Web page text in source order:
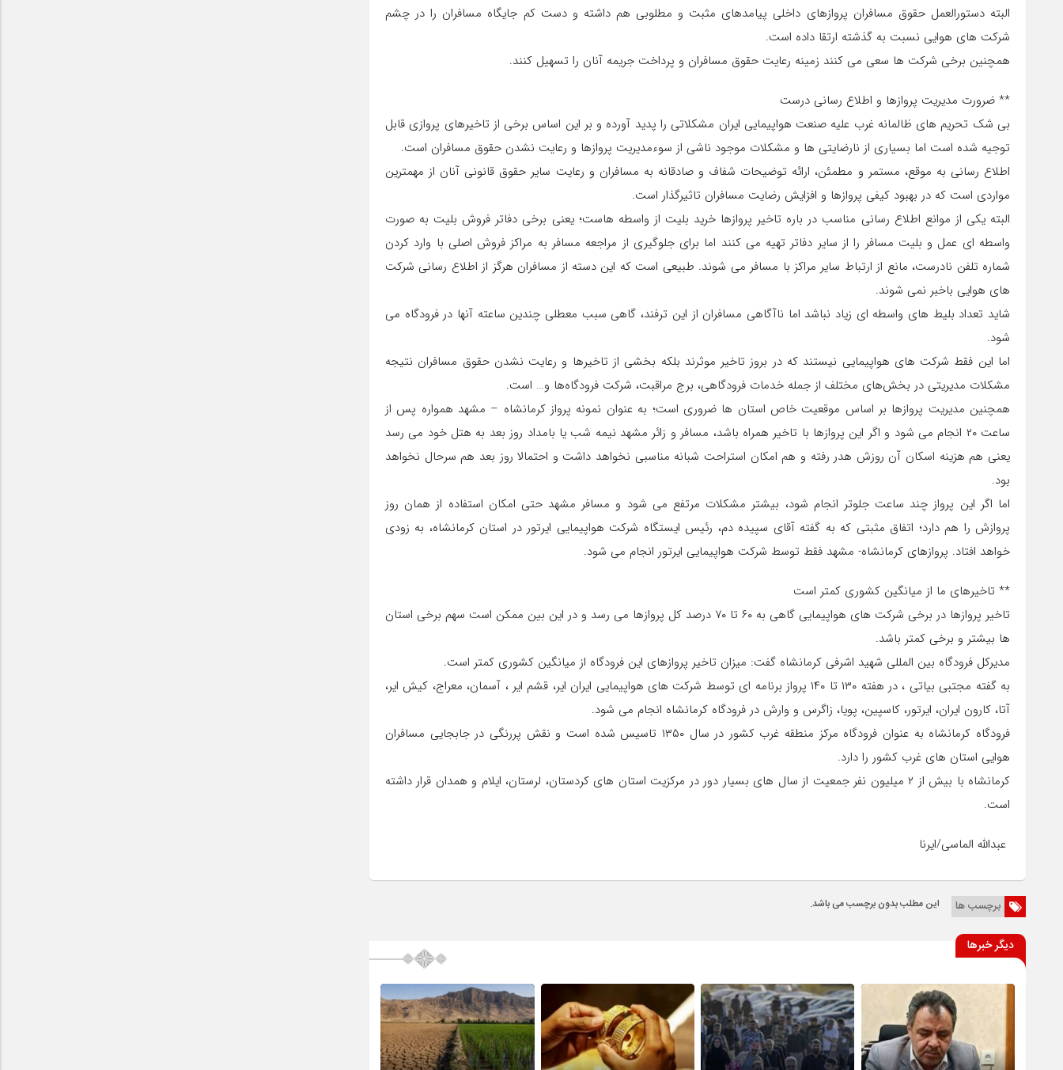
البته دستورالعمل حقوق مسافران پروازهای داخلی پیامدهای مثبت و مطلوبی هم داشته و دست کم جایگاه مسافران را در چشم
شرکت های هوایی نسبت به گذشته ارتقا داده است.
همچنین برخی شرکت ها سعی می کنند زمینه رعایت حقوق مسافران و پرداخت جریمه آنان را تسهیل کنند.
** ضرورت مدیریت پروازها و اطلاع رسانی درست
بی شک تحریم های ظالمانه غرب علیه صنعت هواپیمایی ایران مشکلاتی را پدید آورده و بر این اساس برخی از تاخیرهای پروازی قابل
توجیه شده است اما بسیاری از نارضایتی ها و مشکلات موجود ناشی از سوءمدیریت پروازها و رعایت نشدن حقوق مسافران است.
اطلاع رسانی به موقع، مستمر و مطمئن، ارائه توضیحات شفاف و صادقانه به مسافران و رعایت سایر حقوق قانونی آنان از مهمترین
مواردی است که در بهبود کیفی پروازها و افزایش رضایت مسافران تاثیرگذار است.
البته یکی از موانع اطلاع رسانی مناسب در باره تاخیر پروازها خرید بلیت از واسطه هاست؛ یعنی برخی دفاتر فروش بلیت به صورت
واسطه ای عمل و بلیت مسافر را از سایر دفاتر تهیه می کنند اما برای جلوگیری از مراجعه مسافر به مراکز فروش اصلی با وارد کردن
شماره تلفن نادرست، مانع از ارتباط سایر مراکز با مسافر می شوند. طبیعی است که این دسته از مسافران هرگز از اطلاع رسانی شرکت
های هوایی باخبر نمی شوند.
شاید تعداد بلیط های واسطه ای زیاد نباشد اما ناآگاهی مسافران از این ترفند، گاهی سبب معطلی چندین ساعته آنها در فرودگاه می
شود.
اما این فقط شرکت های هواپیمایی نیستند که در بروز تاخیر موثرند بلکه بخشی از تاخیرها و رعایت نشدن حقوق مسافران نتیجه
مشکلات مدیریتی در بخش‌های مختلف از جمله خدمات فرودگاهی، برج مراقبت، شرکت فرودگاه‌ها و… است.
همچنین مدیریت پروازها بر اساس موقعیت خاص استان ها ضروری است؛ به عنوان نمونه پرواز کرمانشاه – مشهد همواره پس از
ساعت ۲۰ انجام می شود و اگر این پروازها با تاخیر همراه باشد، مسافر و زائر مشهد نیمه شب یا بامداد روز بعد به هتل خود می رسد
یعنی هم هزینه اسکان آن روزش هدر رفته و هم امکان استراحت شبانه مناسبی نخواهد داشت و احتمالا روز بعد هم سرحال نخواهد
بود.
اما اگر این پرواز چند ساعت جلوتر انجام شود، بیشتر مشکلات مرتفع می شود و مسافر مشهد حتی امکان استفاده از همان روز
پروازش را هم دارد؛ اتفاق مثبتی که به گفته آقای سپیده ‌دم، رئیس ایستگاه شرکت هواپیمایی ایرتور در استان کرمانشاه، به زودی
خواهد افتاد. پروازهای کرمانشاه- مشهد فقط توسط شرکت هواپیمایی ایرتور انجام می شود.
** تاخیرهای ما از میانگین کشوری کمتر است
تاخیر پروازها در برخی شرکت های هواپیمایی گاهی به ۶۰ تا ۷۰ درصد کل پروازها می رسد و در این بین ممکن است سهم برخی استان
ها بیشتر و برخی کمتر باشد.
مدیرکل فرودگاه بین المللی شهید اشرفی کرمانشاه گفت: میزان تاخیر پروازهای این فرودگاه از میانگین کشوری کمتر است.
به گفته مجتبی بیاتی ، در هفته ۱۳۰ تا ۱۴۰ پرواز برنامه ای توسط شرکت های هواپیمایی ایران ایر، قشم ایر ، آسمان، معراج، کیش ایر،
آتا، کارون ایران، ایرتور، کاسپین، پویا، زاگرس و وارش در فرودگاه کرمانشاه انجام می شود.
فرودگاه کرمانشاه به عنوان فرودگاه مرکز منطقه غرب کشور در سال ۱۳۵۰ تاسیس شده است و نقش پررنگی در جابجایی مسافران
هوایی استان های غرب کشور را دارد.
کرمانشاه با بیش از ۲ میلیون نفر جمعیت از سال های بسیار دور در مرکزیت استان های کردستان، لرستان، ایلام و همدان قرار داشته
است.
عبدالله الماسی/ایرنا
برچسب ها این مطلب بدون برچسب می باشد.
دیگر خبرها